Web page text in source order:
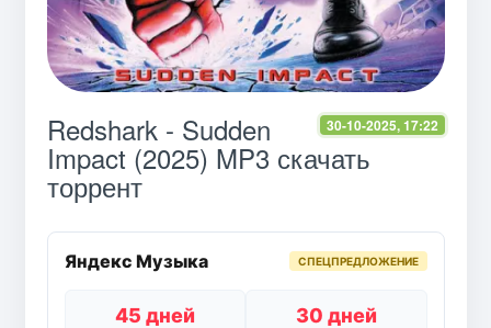
30-10-2025, 17:22
Redshark - Sudden
Impact (2025) MP3 скачать
торрент
Яндекс Музыка СПЕЦПРЕДЛОЖЕНИЕ
45 дней 30 дней